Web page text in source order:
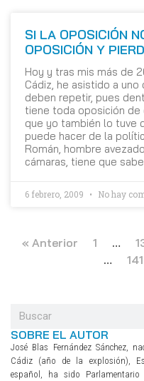
SI LA OPOSICIÓN
OPOSICIÓN Y
Hoy y tras mis más de
Cádiz, he asistido a
deben repetir, pues
tiene toda oposición
que yo también lo tuve
puede hacer de la
Román, hombre
cámaras, tiene que
6 febrero, 2009 No hay
« Anterior 1 …
…
141
SOBRE EL AUTOR
José Blas Fernández Sánchez,
Cádiz (año de la explosión),
español, ha sido